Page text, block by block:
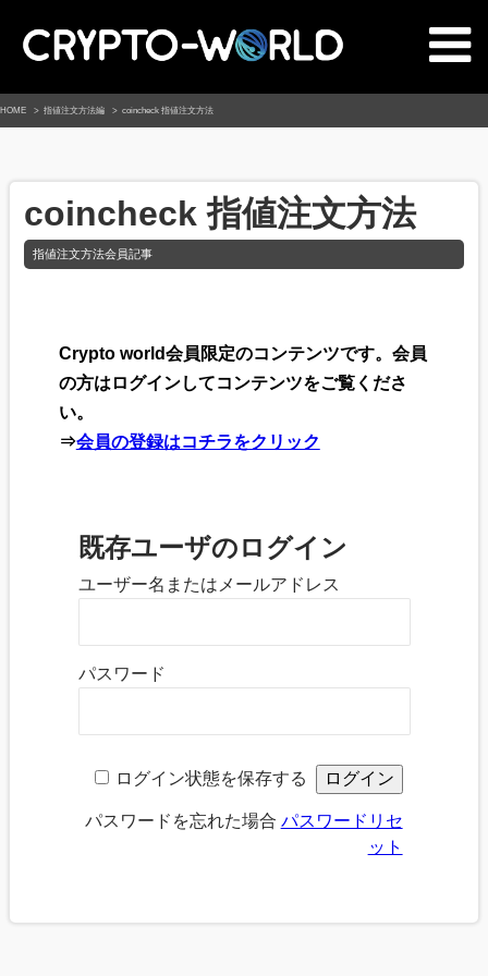
HOME 指値注文方法編 coincheck 指値注文方法
coincheck 指値注文方法
指値注文方法会員記事
Crypto world会員限定のコンテンツです。会員
の方はログインしてコンテンツをご覧くださ
い。
⇒会員の登録はコチラをクリック
既存ユーザのログイン
ユーザー名またはメールアドレス
パスワード
ログイン状態を保存する
パスワードを忘れた場合 パスワードリセ
ット